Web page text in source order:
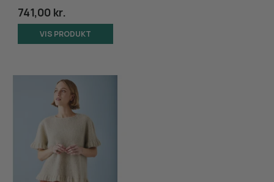
741,00 kr.
VIS PRODUKT